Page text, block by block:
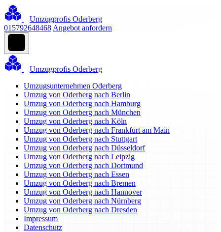
Umzugprofis Oderberg
015792648468 Angebot anfordern
Umzugprofis Oderberg
Umzugsunternehmen Oderberg
Umzug von Oderberg nach Berlin
Umzug von Oderberg nach Hamburg
Umzug von Oderberg nach München
Umzug von Oderberg nach Köln
Umzug von Oderberg nach Frankfurt am Main
Umzug von Oderberg nach Stuttgart
Umzug von Oderberg nach Düsseldorf
Umzug von Oderberg nach Leipzig
Umzug von Oderberg nach Dortmund
Umzug von Oderberg nach Essen
Umzug von Oderberg nach Bremen
Umzug von Oderberg nach Hannover
Umzug von Oderberg nach Nürnberg
Umzug von Oderberg nach Dresden
Impressum
Datenschutz